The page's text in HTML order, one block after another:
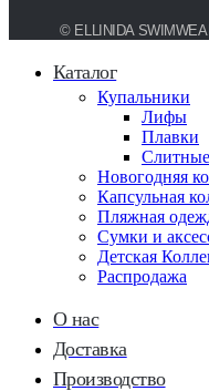
© ELLINIDA
Каталог
Купальники
Лифы
Плавки
Новогодняя
Капсульная
Пляжная
Сумки и
Детская
Распродажа
О нас
Доставка
Производство